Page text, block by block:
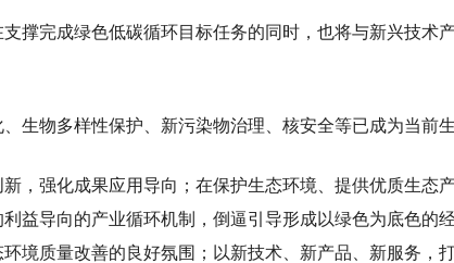
撑完成绿色低碳循环目标任务的同时，也将与新兴技
生物多样性保护、新污染物治理、核安全等已成为当前
，强化成果应用导向；在保护生态环境、提供优质生
益导向的产业循环机制，倒逼引导形成以绿色为底色
境质量改善的良好氛围；以新技术、新产品、新服务